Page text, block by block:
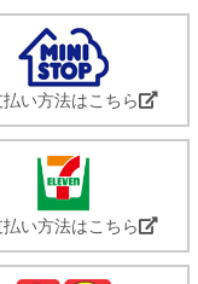
払い方法はこちら
払い方法はこちら